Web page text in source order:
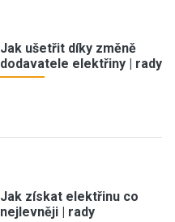
Jak ušetřit díky změně
dodavatele elektřiny | rady
Jak získat elektřinu co
nejlevněji | rady